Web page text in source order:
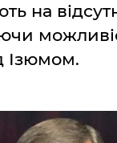
на
Ізюмом.